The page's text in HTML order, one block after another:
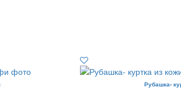
Рубашка-